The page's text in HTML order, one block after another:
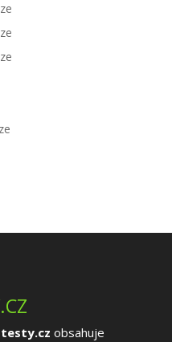
testy.cz obsahuje